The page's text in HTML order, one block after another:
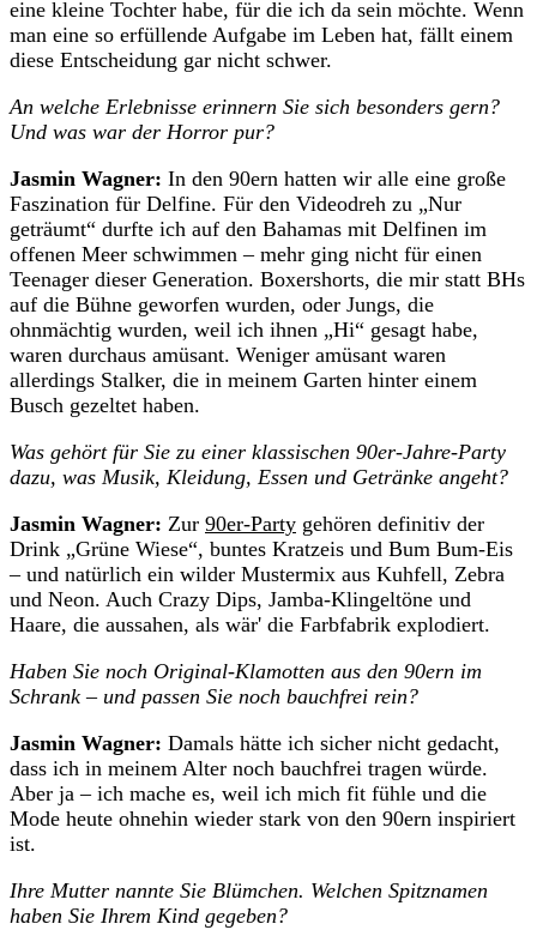
eine kleine Tochter habe, für die ich da sein möchte. Wenn
man eine so erfüllende Aufgabe im Leben hat, fällt einem
diese Entscheidung gar nicht schwer.
An welche Erlebnisse erinnern Sie sich besonders gern?
Und was war der Horror pur?
Jasmin Wagner: In den 90ern hatten wir alle eine große
Faszination für Delfine. Für den Videodreh zu „Nur
geträumt“ durfte ich auf den Bahamas mit Delfinen im
offenen Meer schwimmen – mehr ging nicht für einen
Teenager dieser Generation. Boxershorts, die mir statt BHs
auf die Bühne geworfen wurden, oder Jungs, die
ohnmächtig wurden, weil ich ihnen „Hi“ gesagt habe,
waren durchaus amüsant. Weniger amüsant waren
allerdings Stalker, die in meinem Garten hinter einem
Busch gezeltet haben.
Was gehört für Sie zu einer klassischen 90er-Jahre-Party
dazu, was Musik, Kleidung, Essen und Getränke angeht?
Jasmin Wagner: Zur 90er-Party gehören definitiv der
Drink „Grüne Wiese“, buntes Kratzeis und Bum Bum-Eis
– und natürlich ein wilder Mustermix aus Kuhfell, Zebra
und Neon. Auch Crazy Dips, Jamba-Klingeltöne und
Haare, die aussahen, als wär' die Farbfabrik explodiert.
Haben Sie noch Original-Klamotten aus den 90ern im
Schrank – und passen Sie noch bauchfrei rein?
Jasmin Wagner: Damals hätte ich sicher nicht gedacht,
dass ich in meinem Alter noch bauchfrei tragen würde.
Aber ja – ich mache es, weil ich mich fit fühle und die
Mode heute ohnehin wieder stark von den 90ern inspiriert
ist.
Ihre Mutter nannte Sie Blümchen. Welchen Spitznamen
haben Sie Ihrem Kind gegeben?